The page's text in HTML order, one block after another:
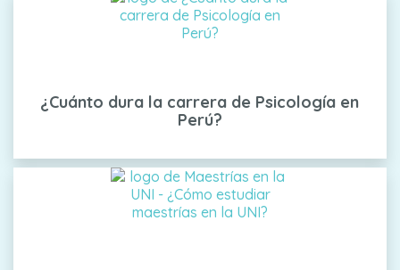
¿Cuánto dura la carrera de Psicología en
Perú?